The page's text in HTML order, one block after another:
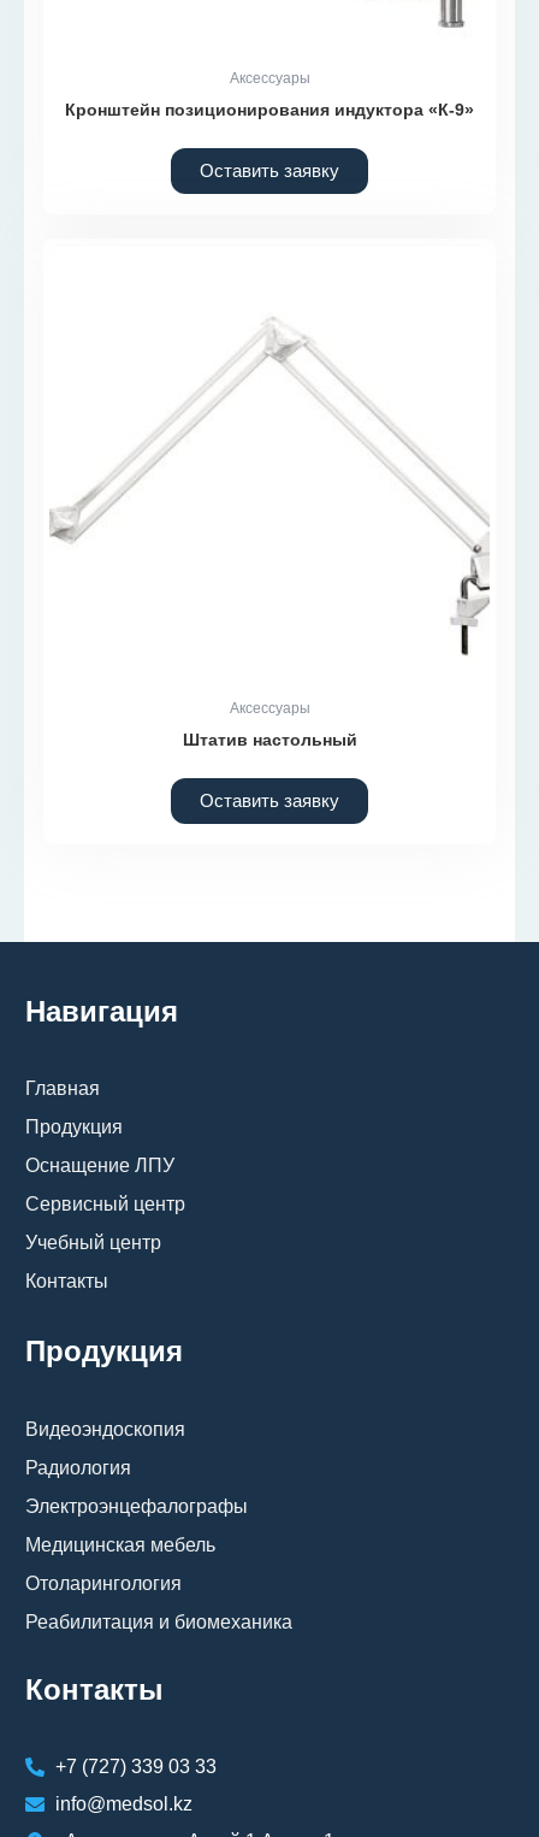
Аксессуары
Кронштейн позиционирования индуктора «К-9»
Оставить заявку
Аксессуары
Штатив настольный
Оставить заявку
Навигация
Главная
Продукция
Оснащение ЛПУ
Сервисный центр
Учебный центр
Контакты
Продукция
Видеоэндоскопия
Радиология
Электроэнцефалографы
Медицинская мебель
Отоларингология
Реабилитация и биомеханика
Контакты
+7 (727) 339 03 33
info@medsol.kz